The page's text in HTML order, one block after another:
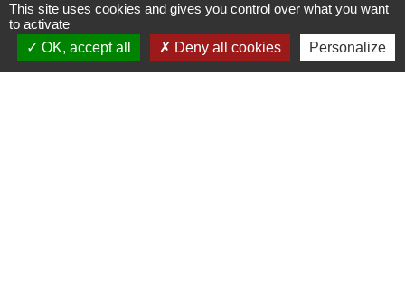
Contacts
Mairie de Cuq-Toulza
This site uses cookies and gives you control over what you want
to activate
OK, accept all
Deny all cookies Personalize